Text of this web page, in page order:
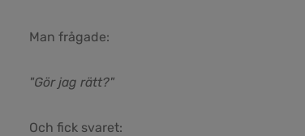
Man frågade:
"Gör jag rätt?"
Och fick svaret: